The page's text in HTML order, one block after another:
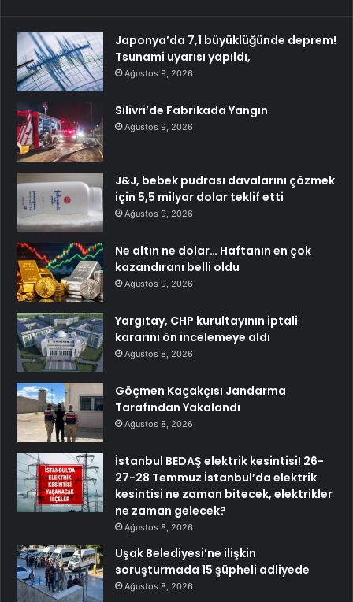
Japonya’da 7,1 büyüklüğünde deprem!
Tsunami uyarısı yapıldı,
Ağustos 9, 2026
Silivri’de Fabrikada Yangın
Ağustos 9, 2026
J&J, bebek pudrası davalarını çözmek
için 5,5 milyar dolar teklif etti
Ağustos 9, 2026
Ne altın ne dolar… Haftanın en çok
kazandıranı belli oldu
Ağustos 9, 2026
Yargıtay, CHP kurultayının iptali
kararını ön incelemeye aldı
Ağustos 8, 2026
Göçmen Kaçakçısı Jandarma
Tarafından Yakalandı
Ağustos 8, 2026
İstanbul BEDAŞ elektrik kesintisi! 26-
27-28 Temmuz İstanbul’da elektrik
kesintisi ne zaman bitecek, elektrikler
ne zaman gelecek?
Ağustos 8, 2026
Uşak Belediyesi’ne ilişkin
soruşturmada 15 şüpheli adliyede
Ağustos 8, 2026